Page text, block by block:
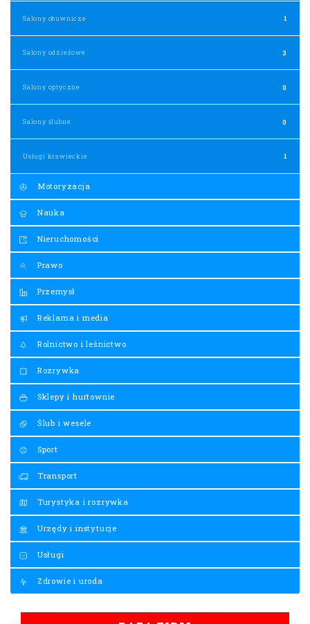
Salony obuwnicze 1
Salony odzieżowe 3
Salony optyczne 0
Salony ślubne 0
Usługi krawieckie 1
Motoryzacja
Nauka
Nieruchomości
Prawo
Przemysł
Reklama i media
Rolnictwo i leśnictwo
Rozrywka
Sklepy i hurtownie
Ślub i wesele
Sport
Transport
Turystyka i rozrywka
Urzędy i instytucje
Usługi
Zdrowie i uroda